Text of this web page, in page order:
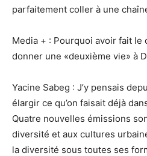
parfaitement coller à une
Media + : Pourquoi avoir fait le
donner une «deuxième vie» à
Yacine Sabeg : J’y pensais
élargir ce qu’on faisait déjà
Quatre nouvelles émissions
diversité et aux cultures
la diversité sous toutes ses